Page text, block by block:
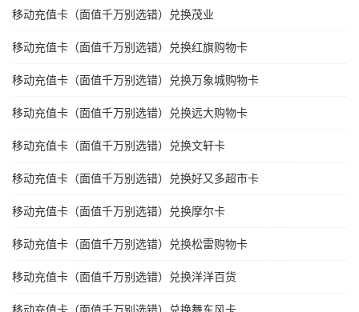
移动充值卡（面值千万别选错）兑换茂业
移动充值卡（面值千万别选错）兑换红旗购物卡
移动充值卡（面值千万别选错）兑换万象城购物卡
移动充值卡（面值千万别选错）兑换远大购物卡
移动充值卡（面值千万别选错）兑换文轩卡
移动充值卡（面值千万别选错）兑换好又多超市卡
移动充值卡（面值千万别选错）兑换摩尔卡
移动充值卡（面值千万别选错）兑换松雷购物卡
移动充值卡（面值千万别选错）兑换洋洋百货